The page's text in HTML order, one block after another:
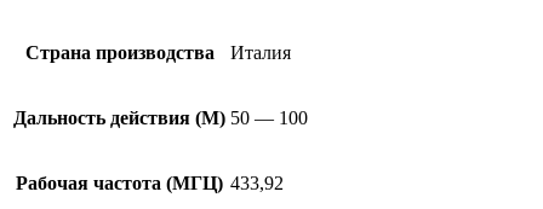
Страна производства Италия
Дальность действия (М) 50 — 100
Рабочая частота (МГЦ) 433,92